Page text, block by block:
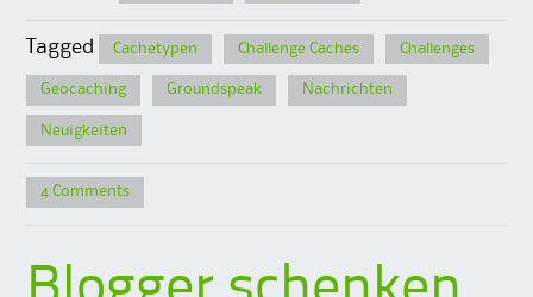
Tagged Cachetypen Challenge Caches Challenges
Geocaching Groundspeak Nachrichten
Neuigkeiten
4 Comments